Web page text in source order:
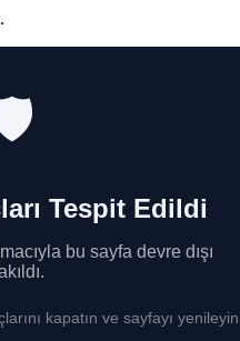
Tespit Edildi
bu sayfa devre dışı
kapatın ve sayfayı